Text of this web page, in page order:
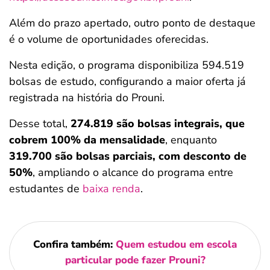
Além do prazo apertado, outro ponto de destaque
é o volume de oportunidades oferecidas.
Nesta edição, o programa disponibiliza 594.519
bolsas de estudo, configurando a maior oferta já
registrada na história do Prouni.
Desse total, 274.819 são bolsas integrais, que
cobrem 100% da mensalidade, enquanto
319.700 são bolsas parciais, com desconto de
50%, ampliando o alcance do programa entre
estudantes de baixa renda.
Confira também: Quem estudou em escola
particular pode fazer Prouni?